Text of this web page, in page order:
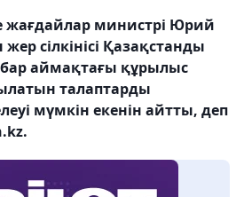
жағдайлар министрі Юрий
сілкінісі Қазақстанды
бар аймақтағы құрылыс
талаптарды
мүмкін екенін айтты, деп